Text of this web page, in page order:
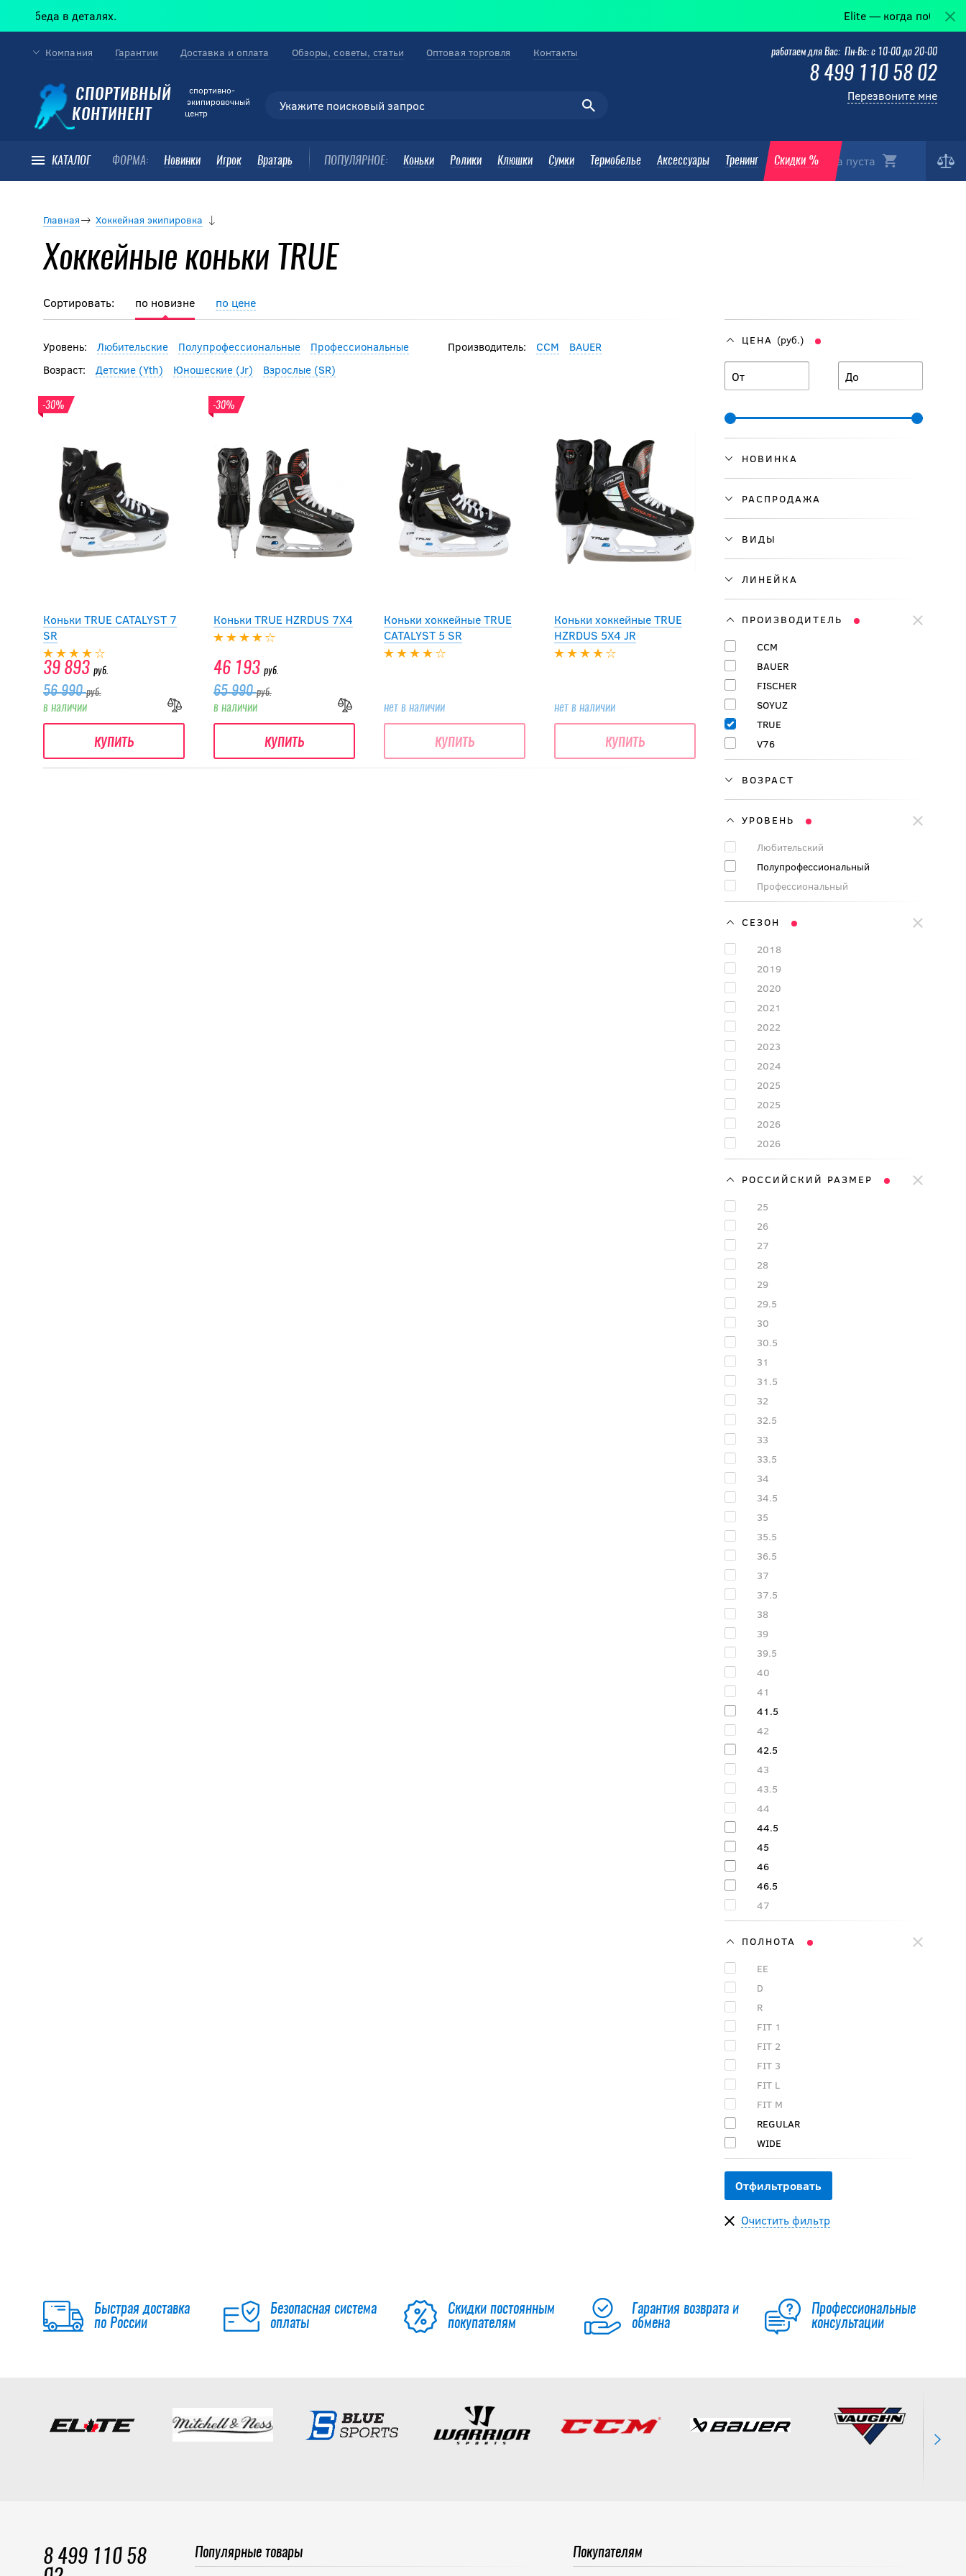
Elite — когда победа в деталях.
СПОРТИВНЫЙ
КОНТИНЕНТ
cпортивно-
экипировочный
центр
Корзина пуста
КАТАЛОГ ФОРМА: Новинки Игрок Вратарь ПОПУЛЯРНОЕ: Коньки Ролики Клюшки Сумки Термобелье Аксессуары Тренинг Скидки %
Компания Гарантии Доставка и оплата Обзоры, советы, статьи Оптовая торговля Контакты работаем для Вас: Пн-Вс: с 10-00 до 20-00
8 499 110 58 02
Перезвоните мне
Главная Хоккейная экипировка
Хоккейные коньки TRUE
ЦЕНА (руб.)
От До
НОВИНКА
РАСПРОДАЖА
ВИДЫ
ЛИНЕЙКА
ПРОИЗВОДИТЕЛЬ
CCM
BAUER
FISСHER
SOYUZ
TRUE
V76
ВОЗРАСТ
УРОВЕНЬ
Любительский
Полупрофессиональный
Профессиональный
СЕЗОН
2018
2019
2020
2021
2022
2023
2024
2025
2025
2026
2026
РОССИЙСКИЙ РАЗМЕР
25
26
27
28
29
29.5
30
30.5
31
31.5
32
32.5
33
33.5
34
34.5
35
35.5
36.5
37
37.5
38
39
39.5
40
41
41.5
42
42.5
43
43.5
44
44.5
45
46
46.5
47
ПОЛНОТА
EE
D
R
FIT 1
FIT 2
FIT 3
FIT L
FIT M
REGULAR
WIDE
Очистить фильтр
Сортировать: по новизне по цене
Уровень: Любительские Полупрофессиональные Профессиональные Производитель: CCM
BAUER
Возраст:
Детские (Yth) Юношеские (Jr) Взрослые (SR)
-30%
Коньки TRUE CATALYST 7
SR
39 893 руб.
56 990руб.
в наличии
купить
-30%
Коньки TRUE HZRDUS 7X4
46 193 руб.
65 990руб.
в наличии
купить
Коньки хоккейные TRUE
CATALYST 5 SR
нет в наличии
купить
Коньки хоккейные TRUE
HZRDUS 5X4 JR
нет в наличии
купить
Быстрая доставка
по России
Безопасная система
оплаты
Скидки постоянным
покупателям
Гарантия возврата и
обмена
Профессиональные
консультации
8 499 110 58
Популярные товары Покупателям